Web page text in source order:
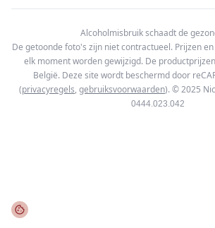
Alcoholmisbruik schaadt de
De getoonde foto's zijn niet contractueel. Prijzen
elk moment worden gewijzigd. De
België. Deze site wordt beschermd door
(privacyregels, gebruiksvoorwaarden). © 2025
0444.023.042